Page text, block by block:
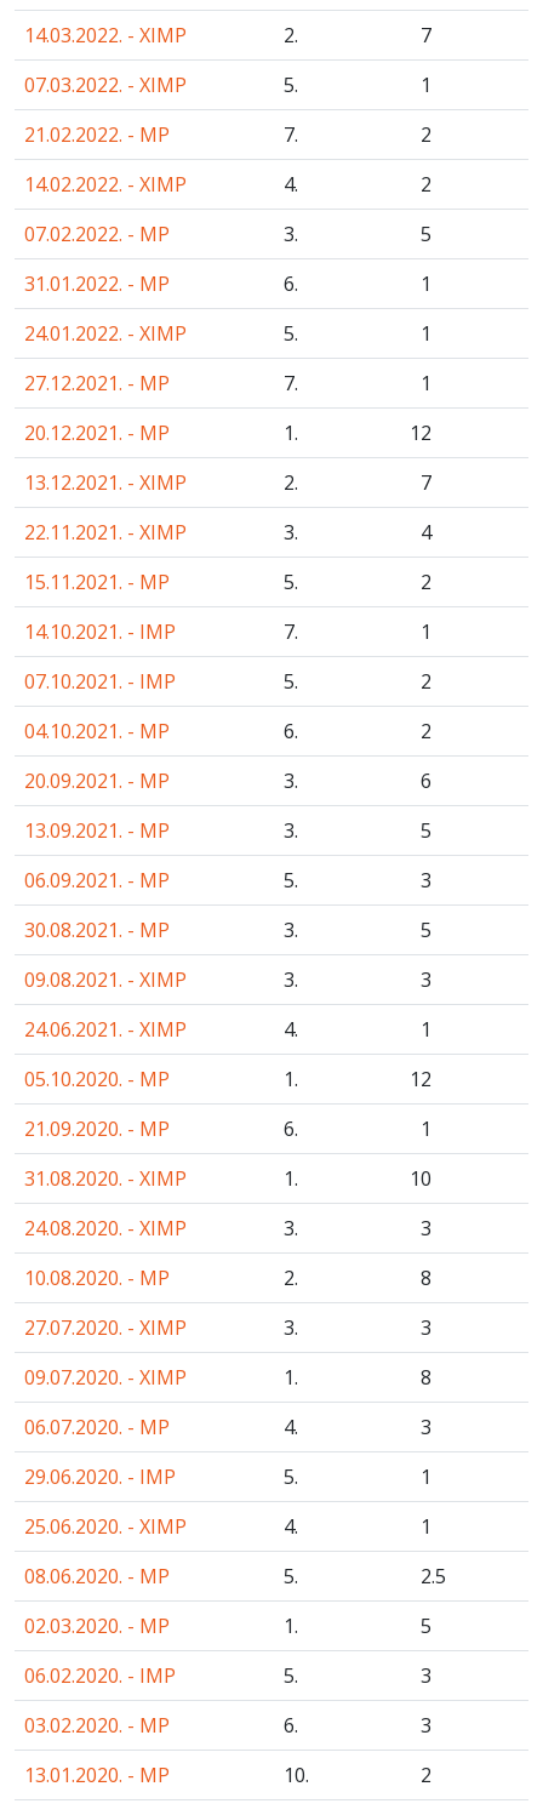
14.03.2022. - XIMP
2.
7
07.03.2022. - XIMP
5.
1
21.02.2022. - MP
7.
2
14.02.2022. - XIMP
4.
2
07.02.2022. - MP
3.
5
31.01.2022. - MP
6.
1
24.01.2022. - XIMP
5.
1
27.12.2021. - MP
7.
1
20.12.2021. - MP
1.
12
13.12.2021. - XIMP
2.
7
22.11.2021. - XIMP
3.
4
15.11.2021. - MP
5.
2
14.10.2021. - IMP
7.
1
07.10.2021. - IMP
5.
2
04.10.2021. - MP
6.
2
20.09.2021. - MP
3.
6
13.09.2021. - MP
3.
5
06.09.2021. - MP
5.
3
30.08.2021. - MP
3.
5
09.08.2021. - XIMP
3.
3
24.06.2021. - XIMP
4.
1
05.10.2020. - MP
1.
12
21.09.2020. - MP
6.
1
31.08.2020. - XIMP
1.
10
24.08.2020. - XIMP
3.
3
10.08.2020. - MP
2.
8
27.07.2020. - XIMP
3.
3
09.07.2020. - XIMP
1.
8
06.07.2020. - MP
4.
3
29.06.2020. - IMP
5.
1
25.06.2020. - XIMP
4.
1
08.06.2020. - MP
5. 2.5
02.03.2020. - MP
1.
5
06.02.2020. - IMP
5.
3
03.02.2020. - MP
6.
3
13.01.2020. - MP
10.
2